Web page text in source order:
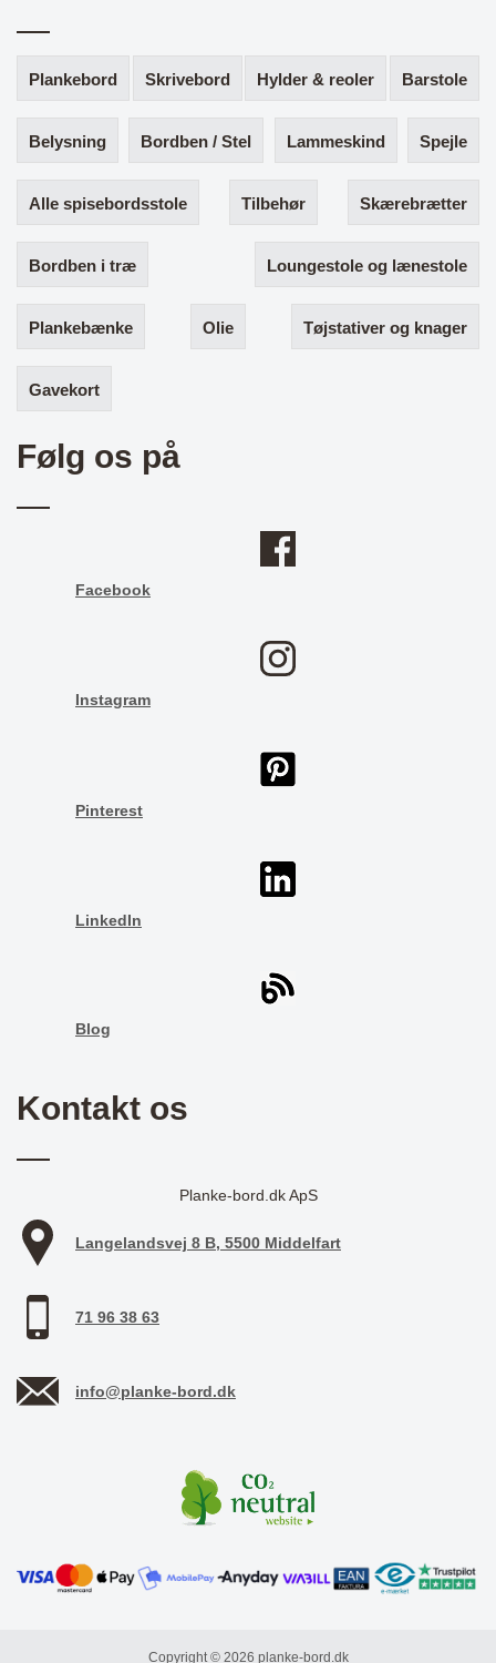
Plankebord Skrivebord Hylder & reoler Barstole
Belysning Bordben / Stel Lammeskind Spejle
Alle spisebordsstole Tilbehør Skærebrætter
Bordben i træ Loungestole og lænestole
Plankebænke Olie Tøjstativer og knager
Gavekort
Følg os på
Facebook
Instagram
Pinterest
LinkedIn
Blog
Kontakt os
Planke-bord.dk ApS
Langelandsvej 8 B, 5500 Middelfart
71 96 38 63
info@planke-bord.dk
Copyright © 2026 planke-bord.dk